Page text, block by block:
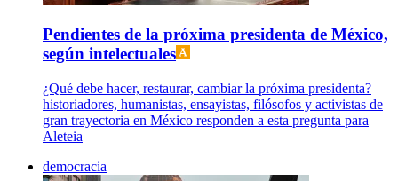
Pendientes de la próxima presidenta de México,
según intelectuales
¿Qué debe hacer, restaurar, cambiar la próxima presidenta?
historiadores, humanistas, ensayistas, filósofos y activistas de
gran trayectoria en México responden a esta pregunta para
Aleteia
democracia